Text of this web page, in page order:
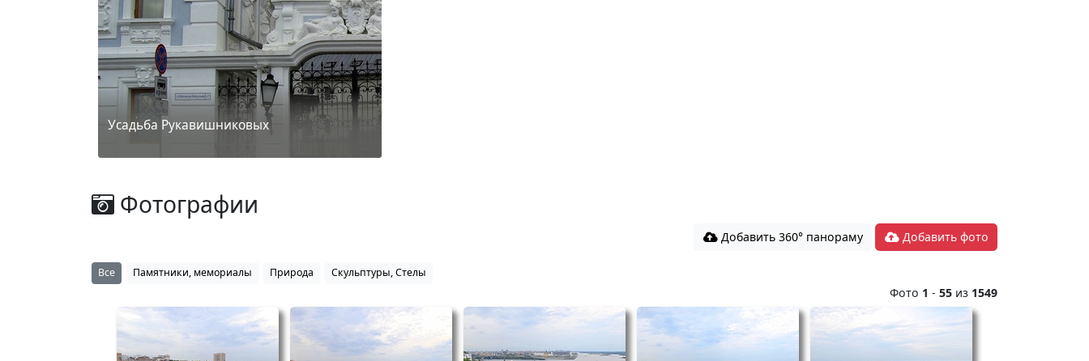
Усадьба Рукавишниковых
Фотографии
Добавить 360° панораму Добавить фото
Все Памятники, мемориалы Природа Скульптуры, Стелы
Фото 1 -55 из 1549